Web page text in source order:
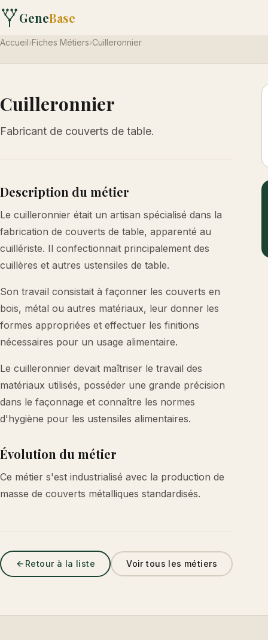
GeneBase
Accueil›Fiches Métiers›Cuilleronnier
Cuilleronnier
Fabricant de couverts de table.
Description du métier
Le cuilleronnier était un artisan spécialisé dans la
fabrication de couverts de table, apparenté au
cuillériste. Il confectionnait principalement des
cuillères et autres ustensiles de table.
Son travail consistait à façonner les couverts en
bois, métal ou autres matériaux, leur donner les
formes appropriées et effectuer les finitions
nécessaires pour un usage alimentaire.
Le cuilleronnier devait maîtriser le travail des
matériaux utilisés, posséder une grande précision
dans le façonnage et connaître les normes
d'hygiène pour les ustensiles alimentaires.
Évolution du métier
Ce métier s'est industrialisé avec la production de
masse de couverts métalliques standardisés.
Retour à la liste Voir tous les métiers